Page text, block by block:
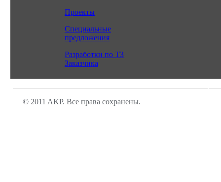
Проекты
Специальные
предложения
Разработки по ТЗ
Заказчика
© 2011 AKP. Все права сохранены.